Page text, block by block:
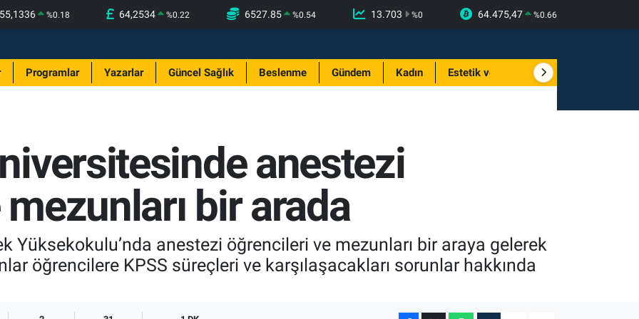
55,1336 %0.18 64,2534 %0.22 6527.85 %0.54 13.703 %0 64.475,47 %0.66
Programlar Yazarlar Güncel Sağlık Beslenme Gündem Kadın Estetik ve Güzellik
anestezi
bir arada
Yüksekokulu’nda anestezi öğrencileri ve mezunları bir araya gelerek
öğrencilere KPSS süreçleri ve karşılaşacakları sorunlar hakkında